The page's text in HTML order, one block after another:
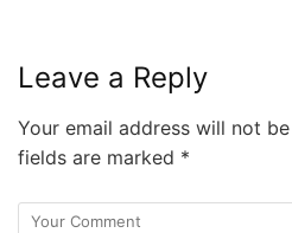
Leave a Reply
Your email address will not
fields are marked *